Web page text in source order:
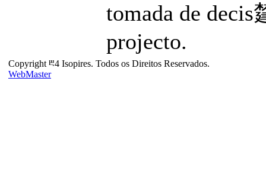
tomada de
projecto.
Copyright ⰱ4 Isopires. Todos os Direitos Reservados.
WebMaster